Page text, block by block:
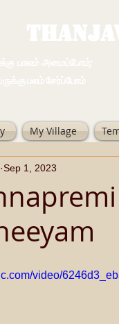
My Village
Sep 1, 2023
video/